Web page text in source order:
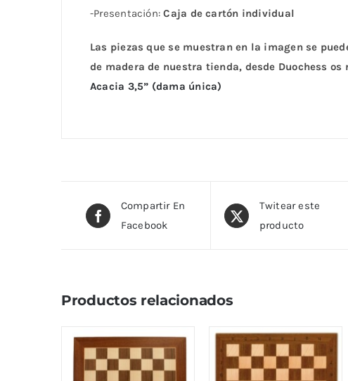
-Presentación: Caja de cartón individual
Las piezas que se muestran en la imagen se
de madera de nuestra tienda, desde Duochess os
Acacia 3,5” (dama única)
Compartir En
Facebook
Twitear este
producto
Productos relacionados